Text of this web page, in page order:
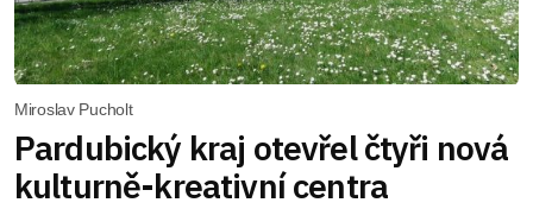
Miroslav Pucholt
Pardubický kraj otevřel čtyři nová
kulturně-kreativní centra